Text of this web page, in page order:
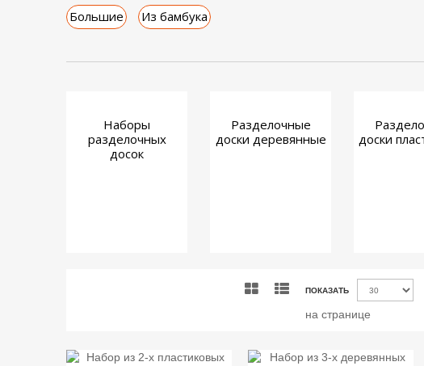
Большие Из бамбука
Наборы
разделочных
досок
Разделочные
доски деревянные
доски
ПОКАЗАТЬ
на странице